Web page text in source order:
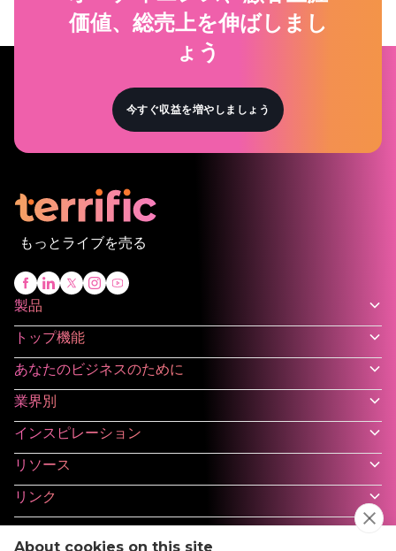
価値、総売上を伸ばしまし
ょう
今すぐ収益を増やしましょう
もっとライブを売る
製品
トップ機能
あなたのビジネスのために
業界別
インスピレーション
リソース
リンク
About cookies on this site